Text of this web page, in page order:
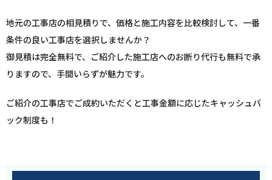
地元の工事店の相見積りで、価格と施工内容を比較検討して、一番
条件の良い工事店を選択しませんか？
御見積は完全無料で、ご紹介した施工店へのお断り代行も無料で承
りますので、手間いらずが魅力です。
ご紹介の工事店でご成約いただくと工事金額に応じたキャッシュバ
ック制度も！